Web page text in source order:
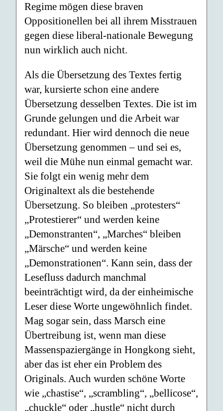
Regime mögen diese braven
Oppositionellen bei all ihrem Misstrauen
gegen diese liberal-nationale Bewegung
nun wirklich auch nicht.
Als die Übersetzung des Textes fertig
war, kursierte schon eine andere
Übersetzung desselben Textes. Die ist im
Grunde gelungen und die Arbeit war
redundant. Hier wird dennoch die neue
Übersetzung genommen – und sei es,
weil die Mühe nun einmal gemacht war.
Sie folgt ein wenig mehr dem
Originaltext als die bestehende
Übersetzung. So bleiben „protesters“
„Protestierer“ und werden keine
„Demonstranten“, „Marches“ bleiben
„Märsche“ und werden keine
„Demonstrationen“. Kann sein, dass der
Lesefluss dadurch manchmal
beeinträchtigt wird, da der einheimische
Leser diese Worte ungewöhnlich findet.
Mag sogar sein, dass Marsch eine
Übertreibung ist, wenn man diese
Massenspaziergänge in Hongkong sieht,
aber das ist eher ein Problem des
Originals. Auch wurden schöne Worte
wie „chastise“, „scrambling“, „bellicose“,
„chuckle“ oder „hustle“ nicht durch